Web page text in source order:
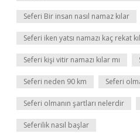
Seferi Bir insan nasıl namaz kılar
Seferi iken yatsı namazı kaç rekat
Seferi kişi vitir namazı kılar mı
Seferi neden 90 km Seferi
Seferi olmanın şartları nelerdir
Seferilik nasıl başlar